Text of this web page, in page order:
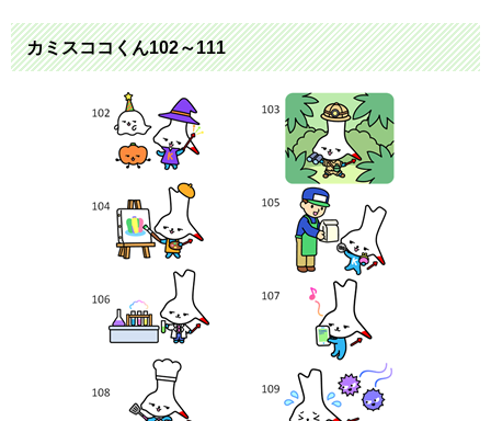
カミスココくん102～111